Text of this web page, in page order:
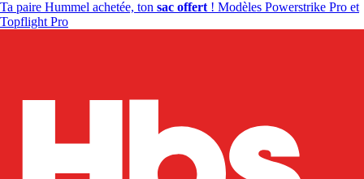
Ta paire Hummel achetée, ton sac offert ! Modèles Powerstrike Pro et
Topflight Pro